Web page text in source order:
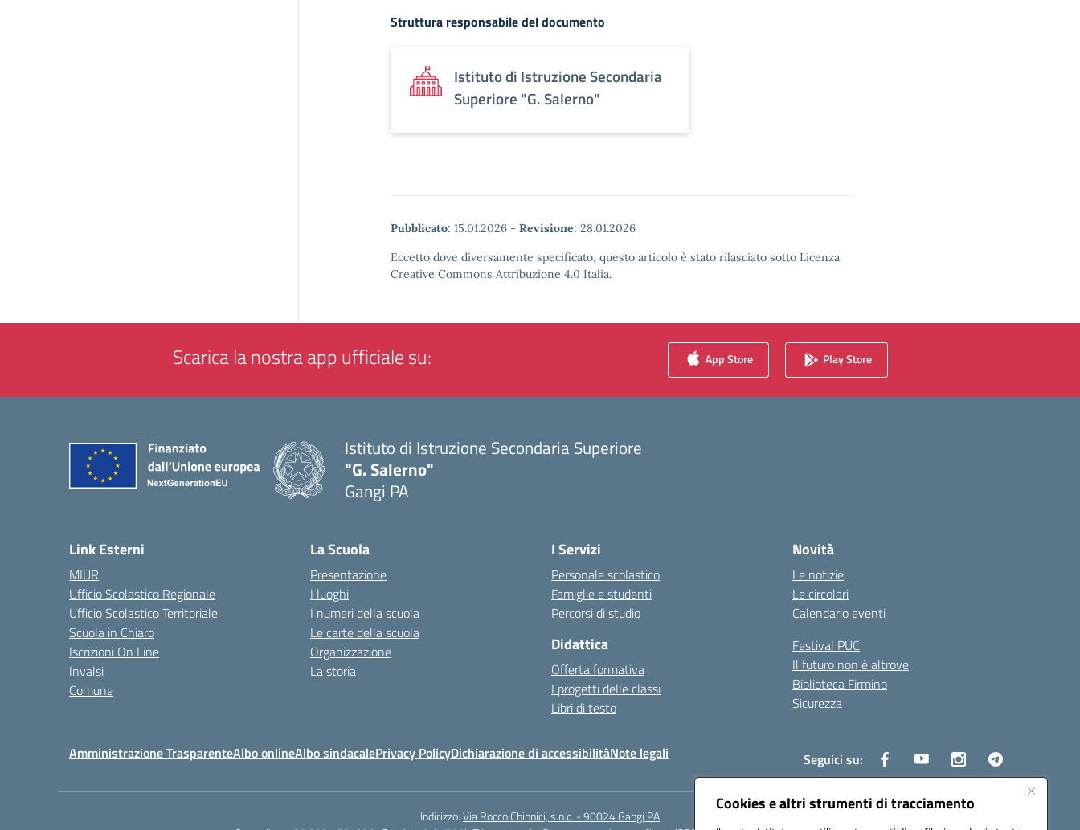
Cookies e altri strumenti di tracciamento
Struttura responsabile del documento
Istituto di Istruzione Secondaria
Superiore "G. Salerno"
Pubblicato: 15.01.2026 - Revisione: 28.01.2026
Eccetto dove diversamente specificato, questo articolo è stato rilasciato sotto Licenza
Creative Commons Attribuzione 4.0 Italia.
Scarica la nostra app ufficiale su: App Store Play Store
Istituto di Istruzione Secondaria Superiore
"G. Salerno"
Gangi PA
Link Esterni
MIUR
Ufficio Scolastico Regionale
Ufficio Scolastico Territoriale
Scuola in Chiaro
Iscrizioni On Line
Invalsi
Comune
La Scuola
Presentazione
I luoghi
I numeri della scuola
Le carte della scuola
Organizzazione
La storia
I Servizi
Personale scolastico
Famiglie e studenti
Percorsi di studio
Didattica
Offerta formativa
I progetti delle classi
Libri di testo
Novità
Le notizie
Le circolari
Calendario eventi
Festival PUC
Il futuro non è altrove
Biblioteca Firmino
Sicurezza
Amministrazione TrasparenteAlbo onlineAlbo sindacalePrivacy PolicyDichiarazione di accessibilitàNote legali Seguici su:
Indirizzo:Via Rocco Chinnici, s.n.c. - 90024 Gangi PA